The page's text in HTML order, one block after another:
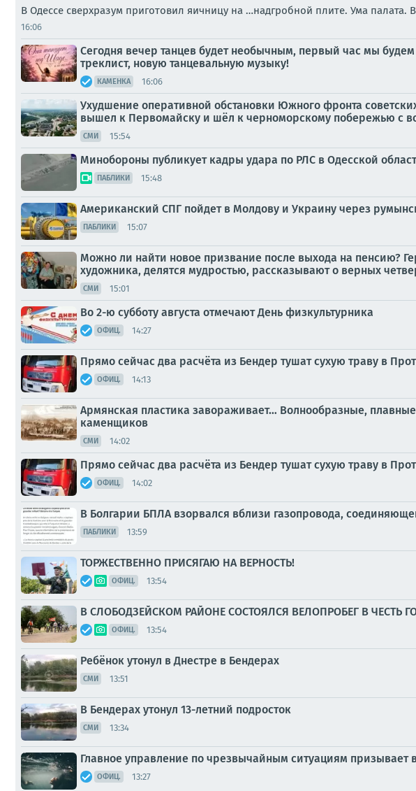
В Одессе сверхразум приготовил яичницу на …надгробной плите. Ума палата.
16:06
Сегодня вечер танцев будет необычным, первый час мы
треклист, новую танцевальную музыку!
КАМЕНКА 16:06
Ухудшение оперативной обстановки Южного фронта
вышел к Первомайску и шёл к черноморскому побережью с
СМИ 15:54
Минобороны публикует кадры удара по РЛС в Одесской
ПАБЛИКИ 15:48
Американский СПГ пойдет в Молдову и Украину через
ПАБЛИКИ 15:07
Можно ли найти новое призвание после выхода на пенсию?
художника, делятся мудростью, рассказывают о верных
СМИ 15:01
Во 2-ю субботу августа отмечают День физкультурника
ОФИЦ. 14:27
Прямо сейчас два расчёта из Бендер тушат сухую траву в
ОФИЦ. 14:13
Армянская пластика завораживает… Волнообразные,
каменщиков
СМИ 14:02
Прямо сейчас два расчёта из Бендер тушат сухую траву в
ОФИЦ. 14:02
В Болгарии БПЛА взорвался вблизи газопровода,
ПАБЛИКИ 13:59
ТОРЖЕСТВЕННО ПРИСЯГАЮ НА ВЕРНОСТЬ!
ОФИЦ. 13:54
В СЛОБОДЗЕЙСКОМ РАЙОНЕ СОСТОЯЛСЯ ВЕЛОПРОБЕГ В
ОФИЦ. 13:54
Ребёнок утонул в Днестре в Бендерах
СМИ 13:51
В Бендерах утонул 13-летний подросток
СМИ 13:34
Главное управление по чрезвычайным ситуациям призывает
ОФИЦ. 13:27